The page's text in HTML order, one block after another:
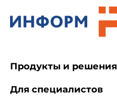
Продукты и решения
Для специалистов